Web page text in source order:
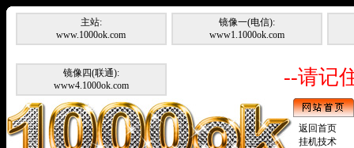
主站:
www.1000ok.com
镜像一(电信):
www1.1000ok.com
镜像四(联通):
www4.1000ok.com
--请记
返回首页
挂机技术